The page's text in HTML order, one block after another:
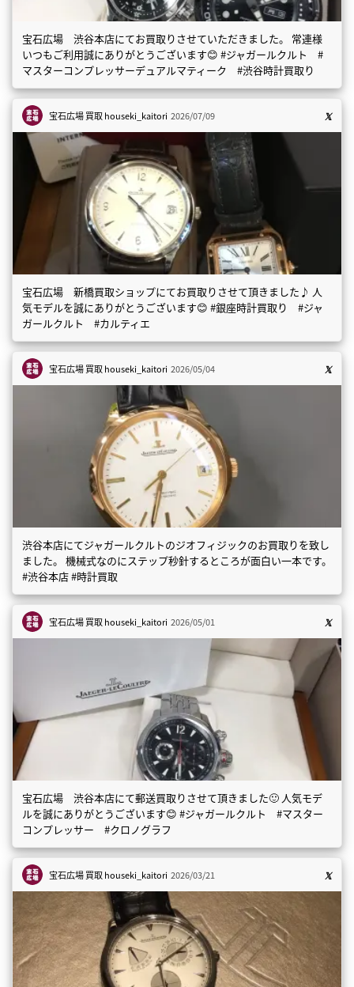
宝石広場 渋谷本店にてお買取りさせていただきました。 常連様
いつもご利用誠にありがとうございます😊 #ジャガールクルト #
マスターコンプレッサーデュアルマティーク #渋谷時計買取り
宝石広場 買取houseki_kaitori 2026/07/09
宝石広場 新橋買取ショップにてお買取りさせて頂きました♪ 人
気モデルを誠にありがとうございます😊 #銀座時計買取り #ジャ
ガールクルト #カルティエ
宝石広場 買取houseki_kaitori 2026/05/04
渋谷本店にてジャガールクルトのジオフィジックのお買取りを致し
ました。 機械式なのにステップ秒針するところが面白い一本です。
#渋谷本店 #時計買取
宝石広場 買取houseki_kaitori 2026/05/01
宝石広場 渋谷本店にて郵送買取りさせて頂きました🙂 人気モデ
ルを誠にありがとうございます😊 #ジャガールクルト #マスター
コンプレッサー #クロノグラフ
宝石広場 買取houseki_kaitori 2026/03/21